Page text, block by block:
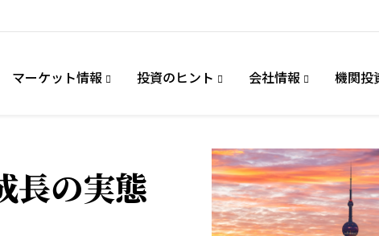
マーケット情報 投資のヒント 会社情報 機関投
長の実態